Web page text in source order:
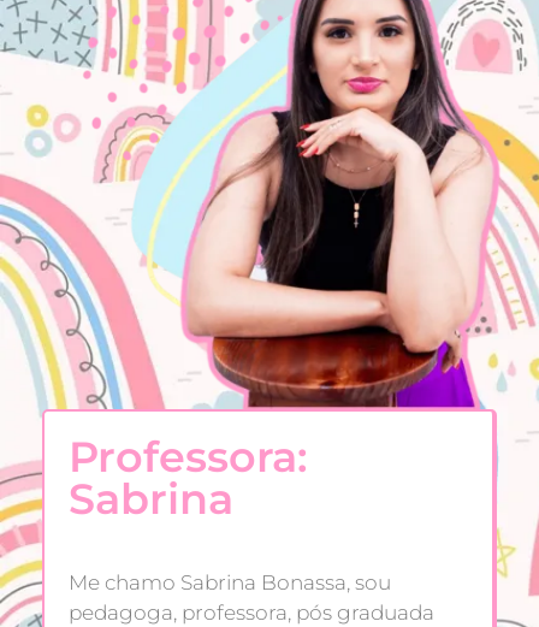
Professora:
Sabrina
Me chamo Sabrina Bonassa, sou
pedagoga, professora, pós graduada